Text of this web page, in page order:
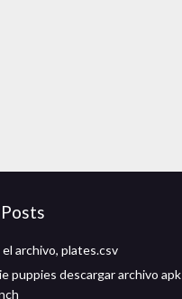
archivo, plates.csv
puppies descargar archivo apk